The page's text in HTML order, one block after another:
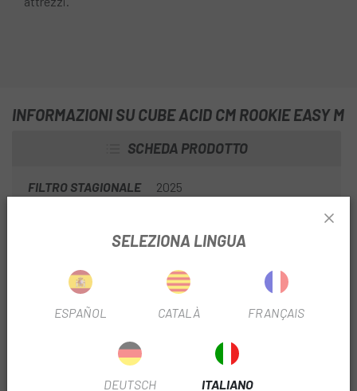
INFORMAZIONI SU CUBE ACID CM ROOKIE EASY M
SCHEDA PRODOTTO
FILTRO STAGIONALE 2025
INFORMAZIONI SUL PRODOTTO
Adatto per biciclette con interfaccia di montaggio
intercatena
SELEZIONA LINGUA
ESPAÑOL CATALÀ FRANÇAIS
DEUTSCH ITALIANO